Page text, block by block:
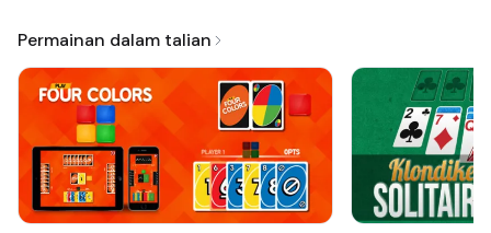
Permainan dalam talian